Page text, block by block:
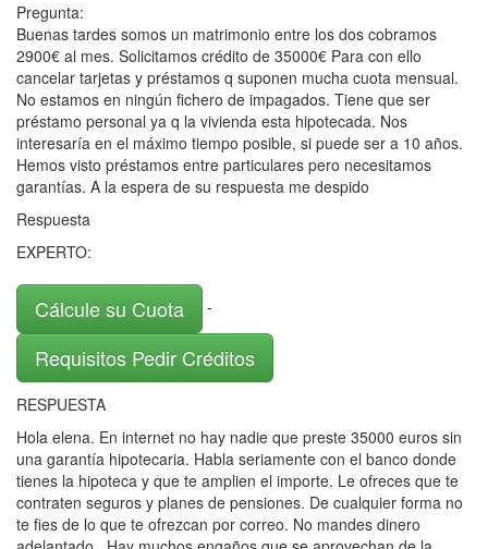
Pregunta:
Buenas tardes somos un matrimonio entre los dos cobramos
2900€ al mes. Solicitamos crédito de 35000€ Para con ello
cancelar tarjetas y préstamos q suponen mucha cuota mensual.
No estamos en ningún fichero de impagados. Tiene que ser
préstamo personal ya q la vivienda esta hipotecada. Nos
interesaría en el máximo tiempo posible, si puede ser a 10 años.
Hemos visto préstamos entre particulares pero necesitamos
garantías. A la espera de su respuesta me despido
Respuesta
EXPERTO:
Cálcule su Cuota -
Requisitos Pedir Créditos
RESPUESTA
Hola elena. En internet no hay nadie que preste 35000 euros sin
una garantía hipotecaria. Habla seriamente con el banco donde
tienes la hipoteca y que te amplien el importe. Le ofreces que te
contraten seguros y planes de pensiones. De cualquier forma no
te fies de lo que te ofrezcan por correo. No mandes dinero